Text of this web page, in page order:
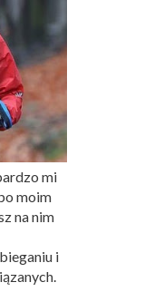
mi
moim
na nim
i